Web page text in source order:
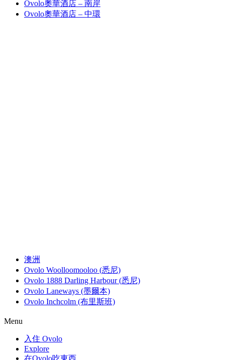
Ovolo奧華酒店 – 南岸
Ovolo奧華酒店 – 中環
澳洲
Ovolo Woolloomooloo (悉尼)
Ovolo 1888 Darling Harbour (悉尼)
Ovolo Laneways (墨爾本)
Ovolo Inchcolm (布里斯班)
Menu
入住 Ovolo
Explore
在Ovolo吃東西